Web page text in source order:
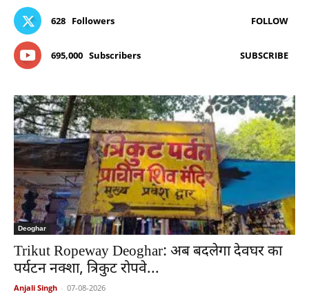
628 Followers FOLLOW
695,000 Subscribers SUBSCRIBE
Deoghar
Trikut Ropeway Deoghar: अब बदलेगा देवघर का
पर्यटन नक्शा, त्रिकुट रोपवे...
Anjali Singh - 07-08-2026